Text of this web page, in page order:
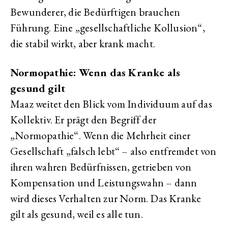
Bewunderer, die Bedürftigen brauchen
Führung. Eine „gesellschaftliche Kollusion“,
die stabil wirkt, aber krank macht.
Normopathie: Wenn das Kranke als
gesund gilt
Maaz weitet den Blick vom Individuum auf das
Kollektiv. Er prägt den Begriff der
„Normopathie“. Wenn die Mehrheit einer
Gesellschaft „falsch lebt“ – also entfremdet von
ihren wahren Bedürfnissen, getrieben von
Kompensation und Leistungswahn – dann
wird dieses Verhalten zur Norm. Das Kranke
gilt als gesund, weil es alle tun.